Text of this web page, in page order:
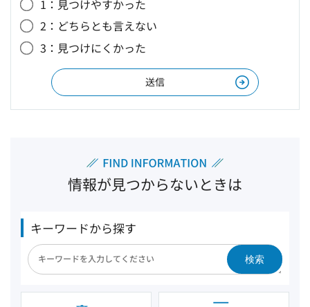
1：見つけやすかった
2：どちらとも言えない
3：見つけにくかった
情報が見つからないときは
キーワードから探す
検索